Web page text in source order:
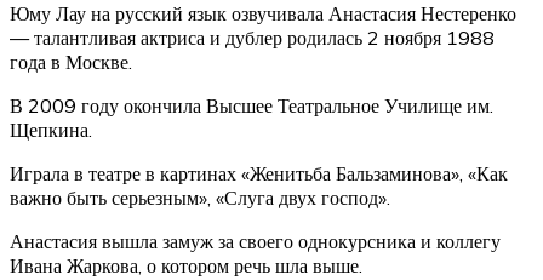
Юму Лау на русский язык озвучивала Анастасия Нестеренко
— талантливая актриса и дублер родилась 2 ноября 1988
года в Москве.
В 2009 году окончила Высшее Театральное Училище им.
Щепкина.
Играла в театре в картинах «Женитьба Бальзаминова», «Как
важно быть серьезным», «Слуга двух господ».
Анастасия вышла замуж за своего однокурсника и коллегу
Ивана Жаркова, о котором речь шла выше.